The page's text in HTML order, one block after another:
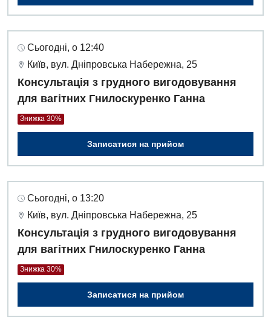
Сьогодні, о 12:40
Київ, вул. Дніпровська Набережна, 25
Консультація з грудного вигодовування
для вагітних Гнилоскуренко Ганна
Знижка 30%
Записатися на прийом
Сьогодні, о 13:20
Київ, вул. Дніпровська Набережна, 25
Консультація з грудного вигодовування
для вагітних Гнилоскуренко Ганна
Знижка 30%
Записатися на прийом